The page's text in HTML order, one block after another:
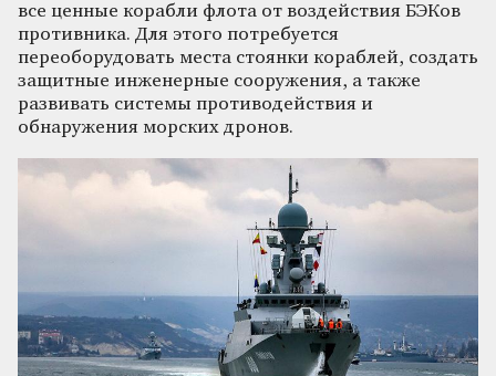
все ценные корабли флота от воздействия БЭКов
противника. Для этого потребуется
переоборудовать места стоянки кораблей, создать
защитные инженерные сооружения, а также
развивать системы противодействия и
обнаружения морских дронов.